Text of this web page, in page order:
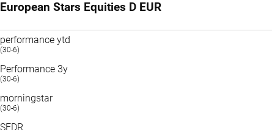
European Stars Equities D EUR
performance ytd
(30-6)
Performance 3y
(30-6)
morningstar
(30-6)
SFDR